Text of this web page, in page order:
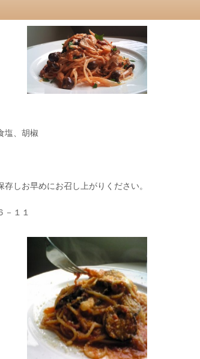
塩、胡椒
しお早めにお召し上がりください。
１１